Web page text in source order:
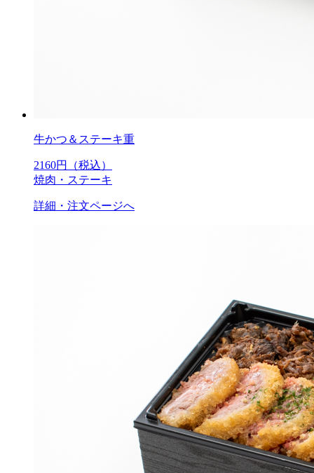
牛かつ＆ステーキ重
2160円（税込）
焼肉・ステーキ
詳細・注文ページへ